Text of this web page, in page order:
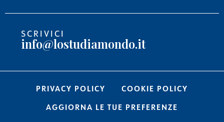
SCRIVICI
info@lostudiamondo.it
PRIVACY POLICY
COOKIE POLICY
AGGIORNA LE TUE PREFERENZE